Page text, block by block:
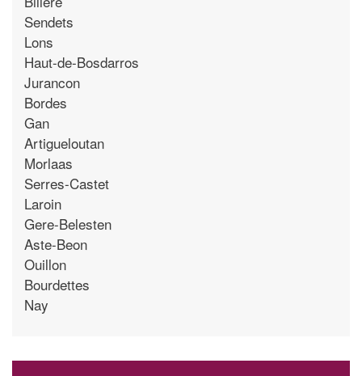
Sendets
Lons
Haut-de-Bosdarros
Jurancon
Bordes
Gan
Artigueloutan
Morlaas
Serres-Castet
Laroin
Gere-Belesten
Aste-Beon
Ouillon
Bourdettes
Nay